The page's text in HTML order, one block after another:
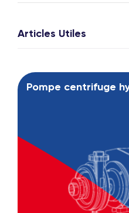
Articles Utiles
Pompe centrifuge